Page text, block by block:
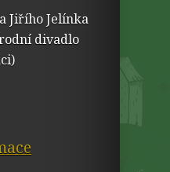
Jiřího Jelínka
divadlo